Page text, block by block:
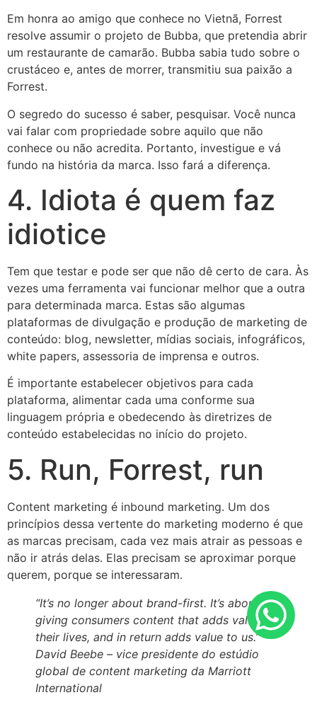
Em honra ao amigo que conhece no Vietnã, Forrest
resolve assumir o projeto de Bubba, que pretendia abrir
um restaurante de camarão. Bubba sabia tudo sobre o
crustáceo e, antes de morrer, transmitiu sua paixão a
Forrest.
O segredo do sucesso é saber, pesquisar. Você nunca
vai falar com propriedade sobre aquilo que não
conhece ou não acredita. Portanto, investigue e vá
fundo na história da marca. Isso fará a diferença.
4. Idiota é quem faz
idiotice
Tem que testar e pode ser que não dê certo de cara. Às
vezes uma ferramenta vai funcionar melhor que a outra
para determinada marca. Estas são algumas
plataformas de divulgação e produção de marketing de
conteúdo: blog, newsletter, mídias sociais, infográficos,
white papers, assessoria de imprensa e outros.
É importante estabelecer objetivos para cada
plataforma, alimentar cada uma conforme sua
linguagem própria e obedecendo às diretrizes de
conteúdo estabelecidas no início do projeto.
5. Run, Forrest, run
Content marketing é inbound marketing. Um dos
princípios dessa vertente do marketing moderno é que
as marcas precisam, cada vez mais atrair as pessoas e
não ir atrás delas. Elas precisam se aproximar porque
querem, porque se interessaram.
“It’s no longer about brand-first. It’s about
giving consumers content that adds value to
their lives, and in return adds value to us.”
David Beebe – vice presidente do estúdio
global de content marketing da Marriott
International